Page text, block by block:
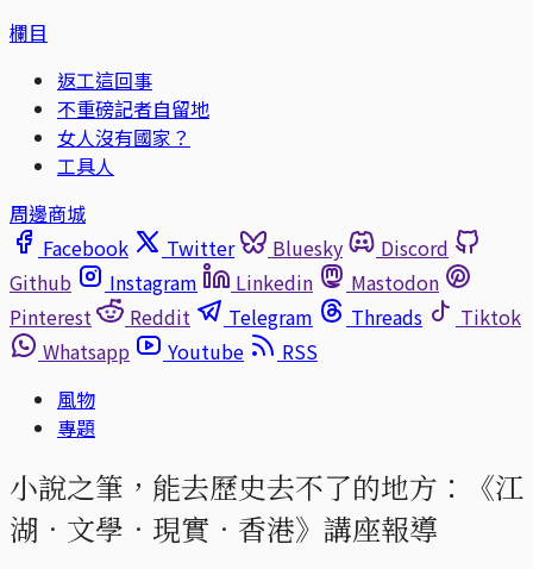
欄目
返工這回事
不重磅記者自留地
女人沒有國家？
工具人
周邊商城
Facebook
Twitter Bluesky
Discord
Github
Instagram Linkedin
Mastodon
Pinterest
Reddit Telegram Threads
Tiktok
Whatsapp
Youtube
RSS
風物
專題
小說之筆，能去歷史去不了的地方：《江
湖．文學．現實．香港》講座報導